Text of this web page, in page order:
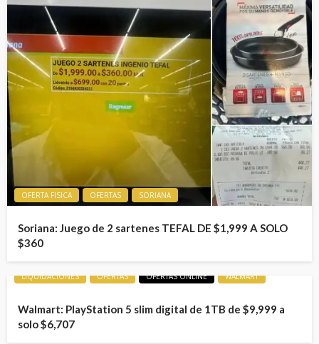
OFERTA FISICA OFERTAS SORIANA
Soriana: Juego de 2 sartenes TEFAL DE $1,999 A SOLO
$360
LIQUIDACIONES OFERTAS OFERTAS ONLINE WALMART
Walmart: PlayStation 5 slim digital de 1TB de $9,999 a
solo $6,707